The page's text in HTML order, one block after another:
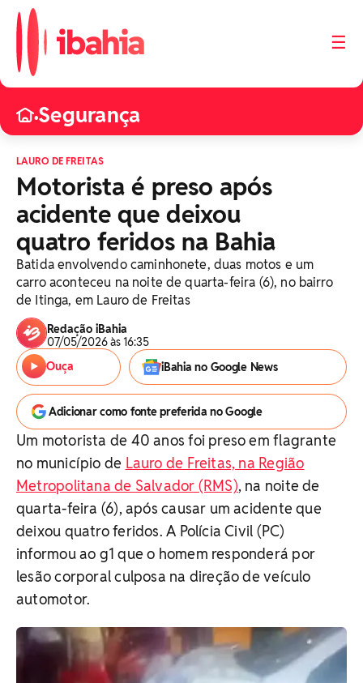
☰
•Segurança
LAURO DE FREITAS
Motorista é preso após
acidente que deixou
quatro feridos na Bahia
Batida envolvendo caminhonete, duas motos e um
carro aconteceu na noite de quarta-feira (6), no bairro
de Itinga, em Lauro de Freitas
Redação iBahia
07/05/2026 às 16:35
Ouça
iBahia no Google News
Adicionar como fonte preferida no Google
Um motorista de 40 anos foi preso em flagrante
no município de Lauro de Freitas, na Região
Metropolitana de Salvador (RMS), na noite de
quarta-feira (6), após causar um acidente que
deixou quatro feridos. A Polícia Civil (PC)
informou ao g1 que o homem responderá por
lesão corporal culposa na direção de veículo
automotor.